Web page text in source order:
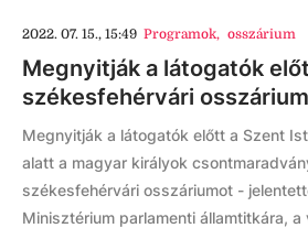
2022. 07. 15., 15:49 Programok, osszárium
Megnyitják a látogatók
székesfehérvári
Megnyitják a látogatók előtt a Szent
alatt a magyar királyok
székesfehérvári osszáriumot -
Minisztérium parlamenti államtitkára,